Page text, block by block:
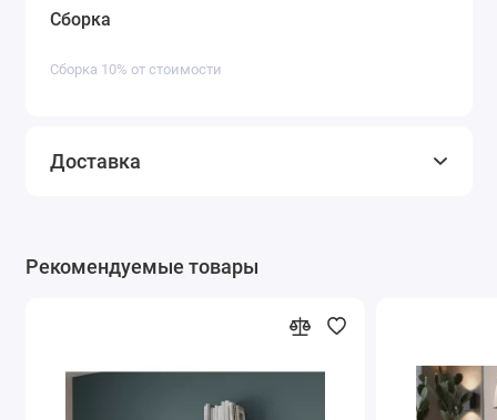
Сборка
Сборка 10% от стоимости
Доставка
Рекомендуемые товары